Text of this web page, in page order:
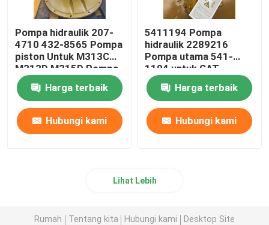
Pompa hidraulik 207-
4710 432-8565 Pompa
piston Untuk M313C
M313D M315D Pompa
hidraulik
Harga terbaik
Hubungi kami
5411194 Pompa
hidraulik 2289216
Pompa utama 541-
1194 untuk CAT
Backhoe Loader
Harga terbaik
Hubungi kami
Lihat Lebih
Rumah Tentang kita Hubungi kami Desktop Site